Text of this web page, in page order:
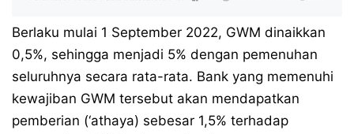
Berlaku mulai 1 September 2022, GWM dinaikkan
0,5%, sehingga menjadi 5% dengan pemenuhan
seluruhnya secara rata-rata. Bank yang memenuhi
kewajiban GWM tersebut akan mendapatkan
pemberian (‘athaya) sebesar 1,5% terhadap